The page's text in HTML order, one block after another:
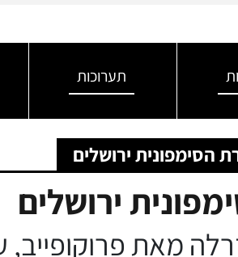
תערוכות
הסימפונית ירושלים
ירושלים